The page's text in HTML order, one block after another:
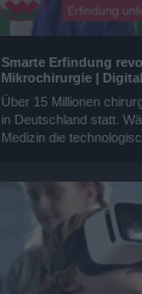
Smarte Erfindung
Mikrochirurgie |
Über 15 Millionen
in Deutschland statt.
Medizin die